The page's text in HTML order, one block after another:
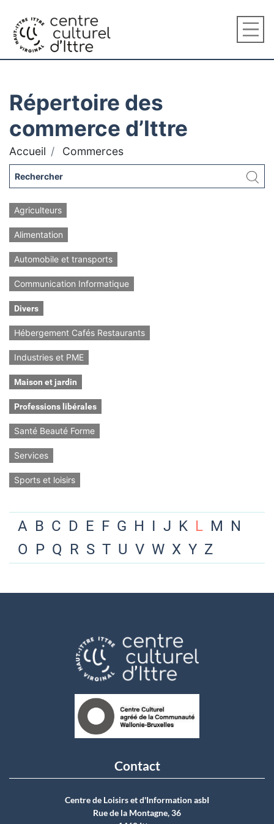
Répertoire des
commerce d’Ittre
Accueil Commerces
Agriculteurs
Alimentation
Automobile et transports
Communication Informatique
Divers
Hébergement Cafés Restaurants
Industries et PME
Maison et jardin
Professions libérales
Santé Beauté Forme
Services
Sports et loisirs
A B C D E F G H I J K L M N
O P Q R S T U V W X Y Z
Contact
Centre de Loisirs et d'Information asbI
Rue de la Montagne, 36